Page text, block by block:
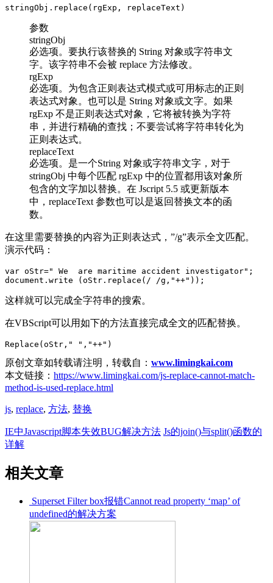
参数
stringObj
必选项。要执行该替换的 String 对象或字符串文
字。该字符串不会被 replace 方法修改。
rgExp
必选项。为包含正则表达式模式或可用标志的正则
表达式对象。也可以是 String 对象或文字。如果
rgExp 不是正则表达式对象，它将被转换为字符
串，并进行精确的查找；不要尝试将字符串转化为
正则表达式。
replaceText
必选项。是一个String 对象或字符串文字，对于
stringObj 中每个匹配 rgExp 中的位置都用该对象所
包含的文字加以替换。在 Jscript 5.5 或更新版本
中，replaceText 参数也可以是返回替换文本的函
数。
在这里需要替换的内容为正则表达式，”/g”表示全文匹配。
演示代码：
var oStr=" We  are maritime accident investigator";
这样就可以完成全字符串的搜索。
在VBScript可以用如下的方法直接完成全文的匹配替换。
原创文章如转载请注明，转载自： www.limingkai.com
本文链接： https://www.limingkai.com/js-replace-cannot-match-
method-is-used-replace.html
js, replace, 方法, 替换
IE中Javascript脚本失效BUG解决方法 Js的join()与split()函数的
详解
相关文章
Superset Filter box报错Cannot read property ‘map’ of
undefined的解决方案